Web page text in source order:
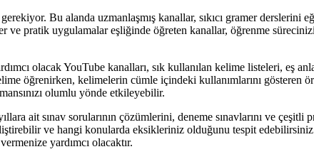
Bu alanda uzmanlaşmış kanallar, sıkıcı gramer derslerini
ve pratik uygulamalar eşliğinde öğreten kanallar, öğrenme
olacak YouTube kanalları, sık kullanılan kelime listeleri, eş
öğrenirken, kelimelerin cümle içindeki kullanımlarını gösteren
olumlu yönde etkileyebilir.
ait sınav sorularının çözümlerini, deneme sınavlarını ve
ve hangi konularda eksikleriniz olduğunu tespit
yardımcı olacaktır.